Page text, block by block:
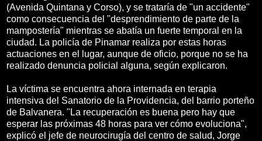
(Avenida Quintana y Corso), y se trataría de "un accidente"
como consecuencia del "desprendimiento de parte de la
mampostería" mientras se abatía un fuerte temporal en la
ciudad. La policía de Pinamar realiza por estas horas
actuaciones en el lugar, aunque de oficio, porque no se ha
realizado denuncia policial alguna, según explicaron.
La víctima se encuentra ahora internada en terapia
intensiva del Sanatorio de la Providencia, del barrio porteño
de Balvanera. "La recuperación es buena pero hay que
esperar las próximas 48 horas para ver cómo evoluciona",
explicó el jefe de neurocirugía del centro de salud, Jorge